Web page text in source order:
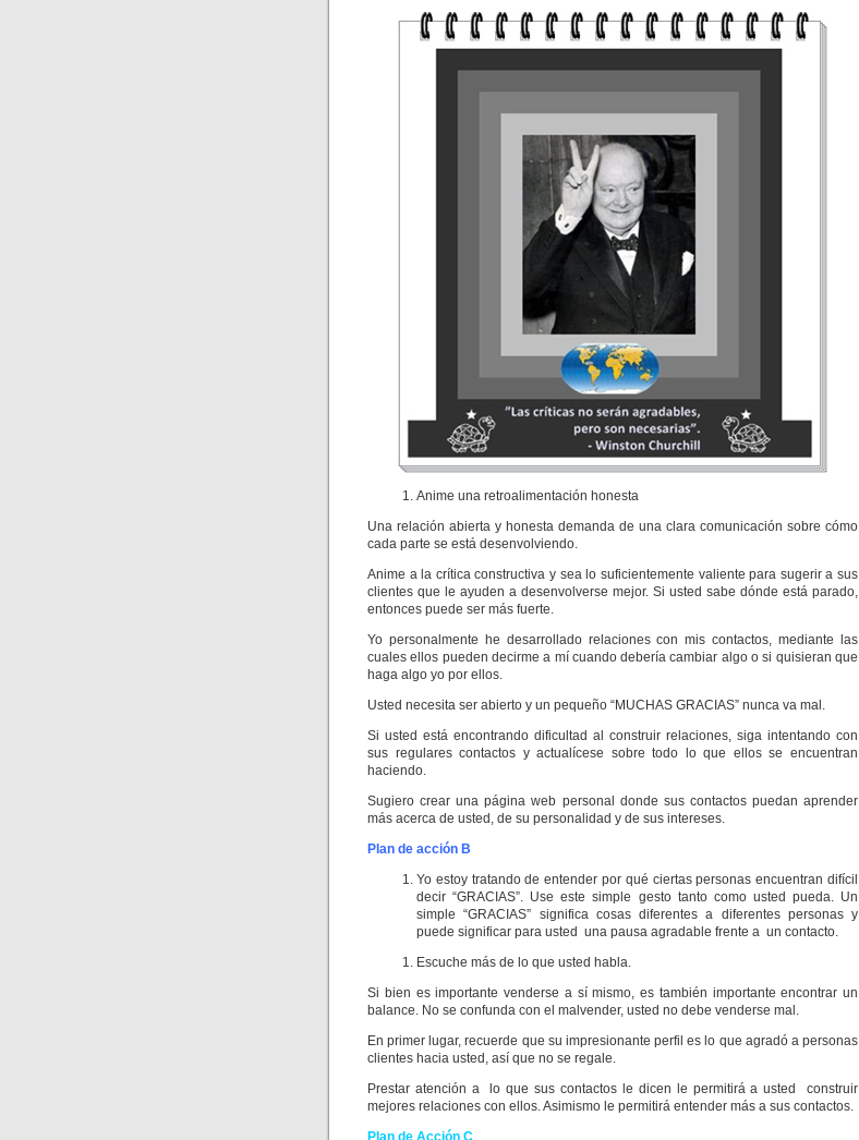
Anime una retroalimentación honesta
Una relación abierta y honesta demanda de una clara comunicación sobre cómo
cada parte se está desenvolviendo.
Anime a la crítica constructiva y sea lo suficientemente valiente para sugerir a sus
clientes que le ayuden a desenvolverse mejor. Si usted sabe dónde está parado,
entonces puede ser más fuerte.
Yo personalmente he desarrollado relaciones con mis contactos, mediante las
cuales ellos pueden decirme a mí cuando debería cambiar algo o si quisieran que
haga algo yo por ellos.
Usted necesita ser abierto y un pequeño “MUCHAS GRACIAS” nunca va mal.
Si usted está encontrando dificultad al construir relaciones, siga intentando con
sus regulares contactos y actualícese sobre todo lo que ellos se encuentran
haciendo.
Sugiero crear una página web personal donde sus contactos puedan aprender
más acerca de usted, de su personalidad y de sus intereses.
Plan de acción B
Yo estoy tratando de entender por qué ciertas personas encuentran difícil
decir “GRACIAS”. Use este simple gesto tanto como usted pueda. Un
simple “GRACIAS” significa cosas diferentes a diferentes personas y
puede significar para usted una pausa agradable frente a un contacto.
Escuche más de lo que usted habla.
Si bien es importante venderse a sí mismo, es también importante encontrar un
balance. No se confunda con el malvender, usted no debe venderse mal.
En primer lugar, recuerde que su impresionante perfil es lo que agradó a personas
clientes hacia usted, así que no se regale.
Prestar atención a lo que sus contactos le dicen le permitirá a usted construir
mejores relaciones con ellos. Asimismo le permitirá entender más a sus contactos.
Plan de Acción C